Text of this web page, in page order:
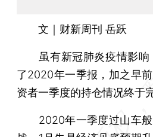
文｜财新周刊 岳跃
虽有新冠肺炎疫情影响
了2020年一季报，加之早
资者一季度的持仓情况终于
2020年一季度过山车般